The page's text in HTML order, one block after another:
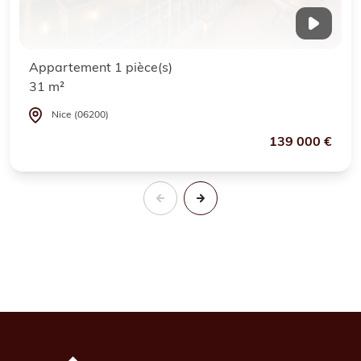
Appartement 1 pièce(s)
31 m²
Nice (06200)
139 000 €